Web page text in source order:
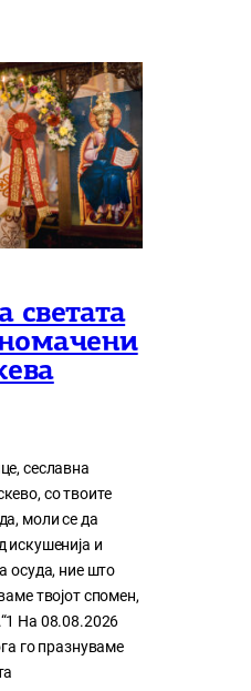
светата
сеславна
со твоите
моли се да
искушенија и
осуда, ние што
твојот спомен,
На 08.08.2026
го празнуваме